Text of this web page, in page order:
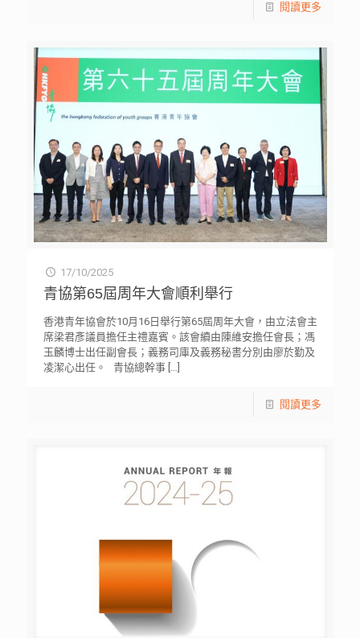
閱讀更多
17/10/2025
青協第65屆周年大會順利舉行
香港青年協會於10月16日舉行第65屆周年大會，由立法會主
席梁君彥議員擔任主禮嘉賓。該會續由陳維安擔任會長；馮
玉麟博士出任副會長；義務司庫及義務秘書分別由廖於勤及
凌潔心出任。 青協總幹事[…]
閱讀更多